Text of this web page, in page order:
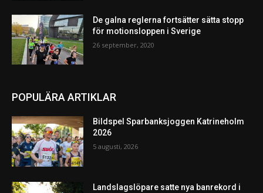
De galna reglerna fortsätter sätta stopp
för motionsloppen i Sverige
26 september, 2020
POPULÄRA ARTIKLAR
Bildspel Sparbanksjoggen Katrineholm
2026
5 augusti, 2026
Landslagslöpare satte nya banrekord i